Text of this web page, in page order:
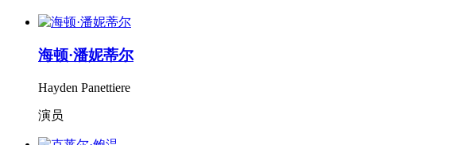
海顿·潘妮蒂尔
Hayden Panettiere
演员